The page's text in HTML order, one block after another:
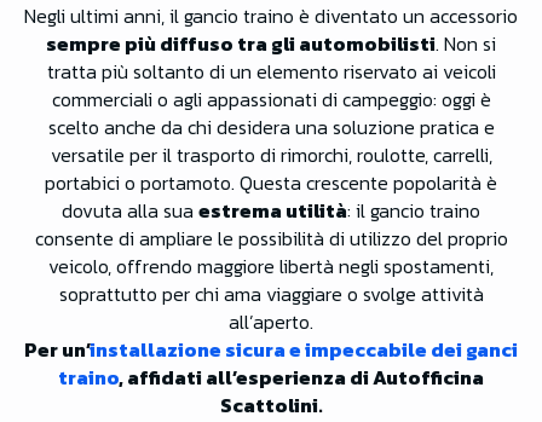
Negli ultimi anni, il gancio traino è diventato un accessorio
sempre più diffuso tra gli automobilisti. Non si
tratta più soltanto di un elemento riservato ai veicoli
commerciali o agli appassionati di campeggio: oggi è
scelto anche da chi desidera una soluzione pratica e
versatile per il trasporto di rimorchi, roulotte, carrelli,
portabici o portamoto. Questa crescente popolarità è
dovuta alla sua estrema utilità: il gancio traino
consente di ampliare le possibilità di utilizzo del proprio
veicolo, offrendo maggiore libertà negli spostamenti,
soprattutto per chi ama viaggiare o svolge attività
all’aperto.
Per un’installazione sicura e impeccabile dei ganci
traino, affidati all’esperienza di Autofficina
Scattolini.